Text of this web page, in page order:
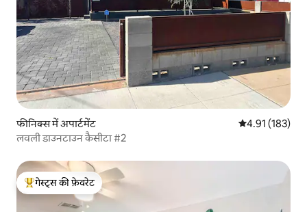
फीनिक्स में अपार्टमेंट औसत रेटिंग 5 में से
4.91 (183)
लवली डाउनटाउन कैसीटा #2
गेस्ट्स का टॉप फ़ेवरेट
गेस्ट्स की फ़ेवरेट